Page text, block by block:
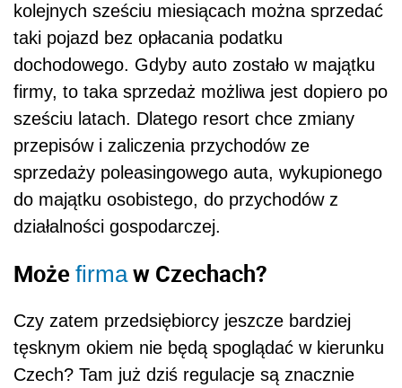
kolejnych sześciu miesiącach można sprzedać
taki pojazd bez opłacania podatku
dochodowego. Gdyby auto zostało w majątku
firmy, to taka sprzedaż możliwa jest dopiero po
sześciu latach. Dlatego resort chce zmiany
przepisów i zaliczenia przychodów ze
sprzedaży poleasingowego auta, wykupionego
do majątku osobistego, do przychodów z
działalności gospodarczej.
Może firmaw Czechach?
Czy zatem przedsiębiorcy jeszcze bardziej
tęsknym okiem nie będą spoglądać w kierunku
Czech? Tam już dziś regulacje są znacznie